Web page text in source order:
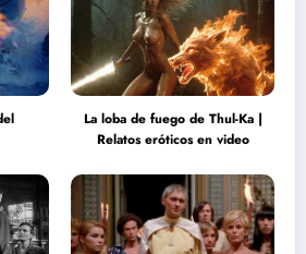
La loba de fuego de Thul-Ka |
Relatos eróticos en video